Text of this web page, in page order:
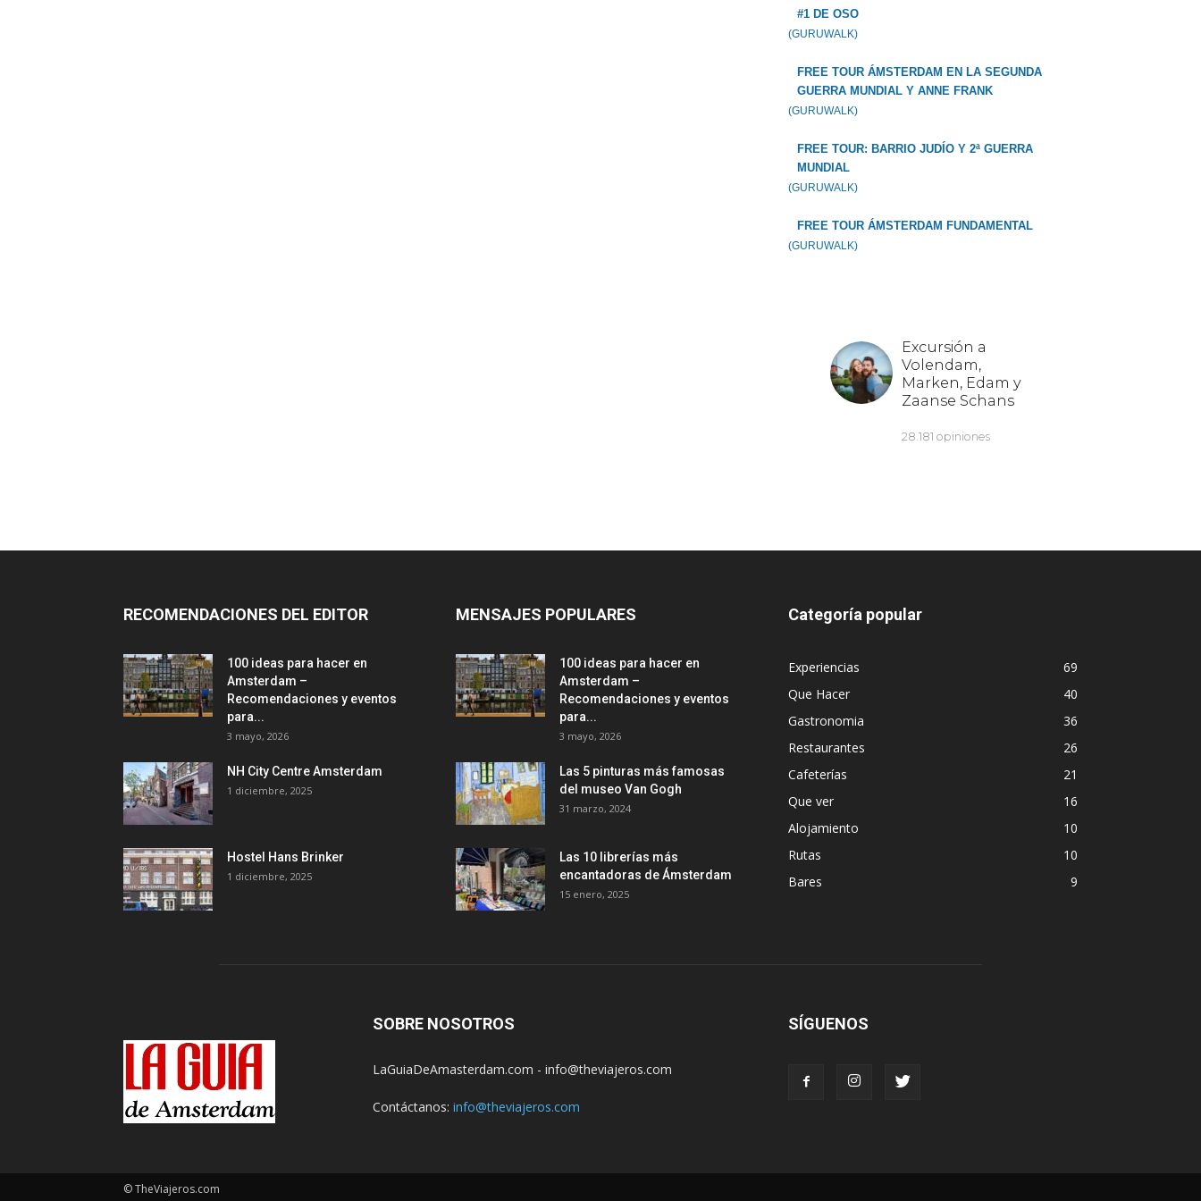
#1 DE OSO
(GURUWALK)
FREE TOUR ÁMSTERDAM EN LA SEGUNDA
GUERRA MUNDIAL Y ANNE FRANK
(GURUWALK)
FREE TOUR: BARRIO JUDÍO Y 2ª GUERRA
MUNDIAL
(GURUWALK)
FREE TOUR ÁMSTERDAM FUNDAMENTAL
(GURUWALK)
RECOMENDACIONES DEL EDITOR
100 ideas para hacer en
Amsterdam –
Recomendaciones y eventos
para...
3 mayo, 2026
NH City Centre Amsterdam
1 diciembre, 2025
Hostel Hans Brinker
1 diciembre, 2025
MENSAJES POPULARES
100 ideas para hacer en
Amsterdam –
Recomendaciones y eventos
para...
3 mayo, 2026
Las 5 pinturas más famosas
del museo Van Gogh
31 marzo, 2024
Las 10 librerías más
encantadoras de Ámsterdam
15 enero, 2025
Categoría popular
Experiencias
69
Que Hacer
40
Gastronomia
36
Restaurantes
26
Cafeterías
21
Que ver
16
Alojamiento
10
Rutas
10
Bares
9
SOBRE NOSOTROS
LaGuiaDeAmasterdam.com - info@theviajeros.com
Contáctanos: info@theviajeros.com
SÍGUENOS
© TheViajeros.com